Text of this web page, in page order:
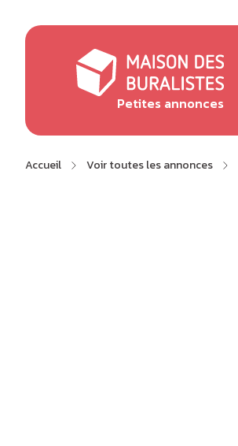
contenu
Petites annonces
petites
annonces
d'Ariane
Accueil Voir toutes les annonces